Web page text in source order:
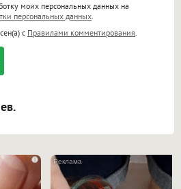
<i>, <em>, <s>, <big>,
<pre>, <ul>, <ol>, <li>,
экранирует HTML,
становятся
img] будет
моих персональных данных на
персональных данных
с Правилами комментирования
i